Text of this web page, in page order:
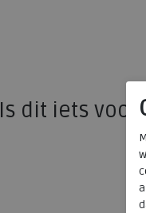
Is dit iets voor